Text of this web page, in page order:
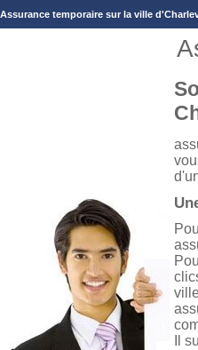
Assurance temporaire sur la ville
Il